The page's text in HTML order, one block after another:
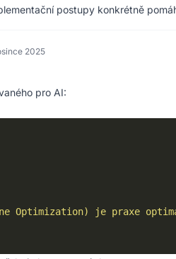
postupy konkrétně
2025
pro AI:
Optimization) je praxe